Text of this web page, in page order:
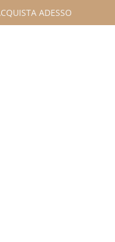
ADESSO